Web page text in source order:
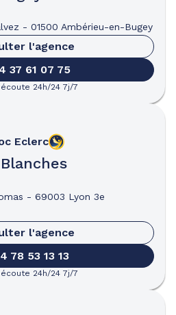
- 01500 Ambérieu-en-Bugey
l'agence
37 61 07 75
24h/24 7j/7
Eclerc
- 69003 Lyon 3e
l'agence
78 53 13 13
24h/24 7j/7